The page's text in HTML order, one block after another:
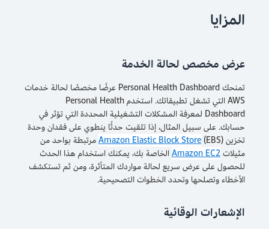
المزايا
عرض مخصص لحالة الخدمة
تمنحك Personal Health Dashboard عرضًا مخصصًا لحالة خدمات
AWS التي تشغل تطبيقاتك. استخدم Personal Health
Dashboard لمعرفة المشكلات التشغيلية المحددة التي تؤثر في
حسابك. على سبيل المثال، إذا تلقيت حدثًا ينطوي على فقدان وحدة
تخزين
Amazon Elastic Block Store(EBS) مرتبطة بواحد من
مثيلاتAmazon EC2الخاصة بك، يمكنك استخدام هذا الحدث
للحصول على عرض سريع لحالة مواردك المتأثرة، ومن ثم تستكشف
الأخطاء وتصلحها وتحدد الخطوات التصحيحية.
الإشعارات الوقائية